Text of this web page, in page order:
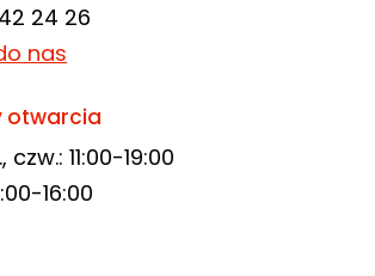
24 26
nas
otwarcia
czw.: 11:00-19:00
16:00